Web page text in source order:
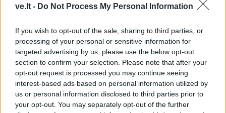
ve.lt - Do Not Process My Personal Information
If you wish to opt-out of the sale, sharing to third parties, or
processing of your personal or sensitive information for
targeted advertising by us, please use the below opt-out
section to confirm your selection. Please note that after your
opt-out request is processed you may continue seeing
interest-based ads based on personal information utilized by
us or personal information disclosed to third parties prior to
your opt-out. You may separately opt-out of the further
Jūsų vardas
Komentaras